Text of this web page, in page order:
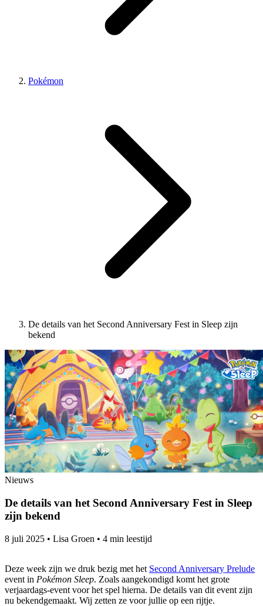
Pokémon
De details van het Second Anniversary Fest in Sleep zijn
bekend
Nieuws
De details van het Second Anniversary Fest in Sleep
zijn bekend
8 juli 2025 • Lisa Groen • 4 min leestijd
Deze week zijn we druk bezig met het Second Anniversary Prelude
event in Pokémon Sleep. Zoals aangekondigd komt het grote
verjaardags-event voor het spel hierna. De details van dit event zijn
nu bekendgemaakt. Wij zetten ze voor jullie op een rijtje.